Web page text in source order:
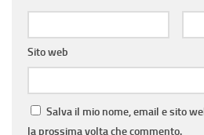
Sito web
Salva il mio nome, email e sito
la prossima volta che commento.